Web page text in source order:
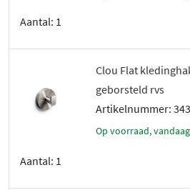
Aantal: 1
Clou Flat
geborsteld rvs
Artikelnummer:
Op voorraad,
Aantal: 1